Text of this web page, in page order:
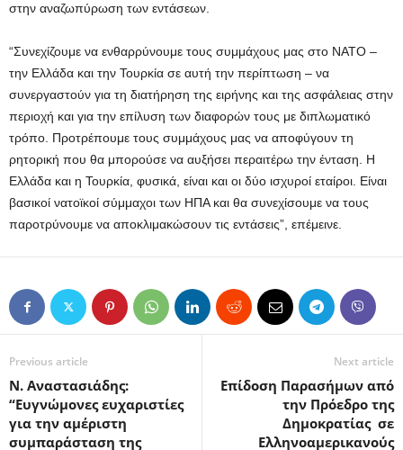
στην αναζωπύρωση των εντάσεων.
“Συνεχίζουμε να ενθαρρύνουμε τους συμμάχους μας στο ΝΑΤΟ –
την Ελλάδα και την Τουρκία σε αυτή την περίπτωση – να
συνεργαστούν για τη διατήρηση της ειρήνης και της ασφάλειας στην
περιοχή και για την επίλυση των διαφορών τους με διπλωματικό
τρόπο. Προτρέπουμε τους συμμάχους μας να αποφύγουν τη
ρητορική που θα μπορούσε να αυξήσει περαιτέρω την ένταση. Η
Ελλάδα και η Τουρκία, φυσικά, είναι και οι δύο ισχυροί εταίροι. Είναι
βασικοί νατοϊκοί σύμμαχοι των ΗΠΑ και θα συνεχίσουμε να τους
παροτρύνουμε να αποκλιμακώσουν τις εντάσεις”, επέμεινε.
Previous article
Ν. Αναστασιάδης:
“Ευγνώμονες ευχαριστίες
για την αμέριστη
συμπαράσταση της
Next article
Επίδοση Παρασήμων από
την Πρόεδρο της
Δημοκρατίας σε
Ελληνοαμερικανούς